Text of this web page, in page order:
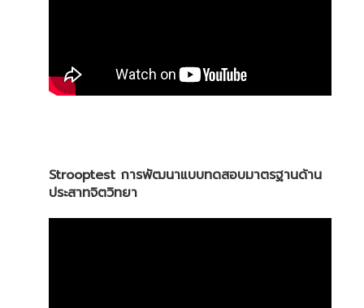
Strooptest การพัฒนาแบบทดสอบมาตรฐานด้าน
ประสาทจิตวิทยา